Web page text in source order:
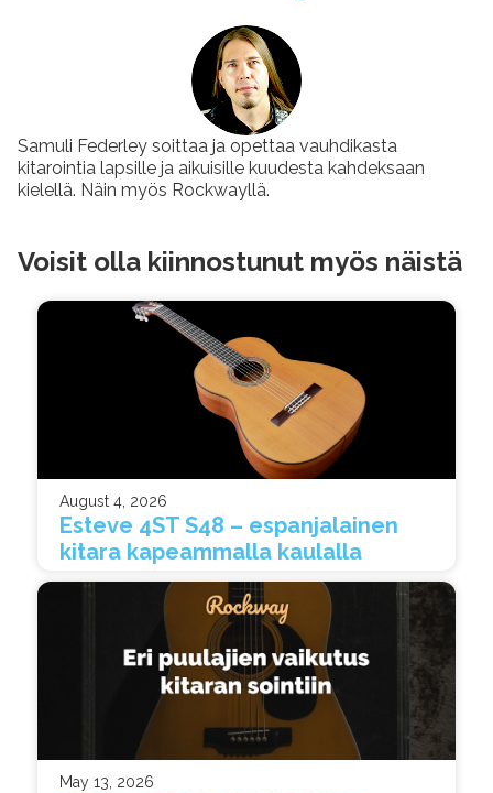
Samuli Federley soittaa ja opettaa vauhdikasta
kitarointia lapsille ja aikuisille kuudesta kahdeksaan
kielellä. Näin myös Rockwayllä.
Voisit olla kiinnostunut myös näistä
August 4, 2026
Esteve 4ST S48 – espanjalainen
kitara kapeammalla kaulalla
May 13, 2026